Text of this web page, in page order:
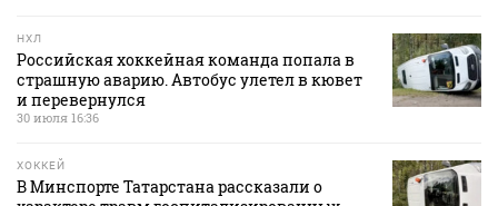
НХЛ
Российская хоккейная команда попала в
страшную аварию. Автобус улетел в кювет
и перевернулся
30 июля 16:36
ХОККЕЙ
В Минспорте Татарстана рассказали о